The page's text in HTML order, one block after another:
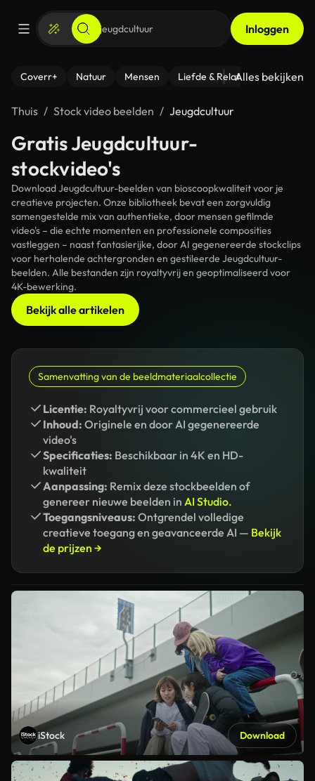
Inloggen
Coverr+ Natuur Mensen Liefde & Relaties - Fitness
Alles bekijken
Thuis Stock video beelden Jeugdcultuur
Gratis Jeugdcultuur-
stockvideo's
Download Jeugdcultuur-beelden van bioscoopkwaliteit voor je
creatieve projecten. Onze bibliotheek bevat een zorgvuldig
samengestelde mix van authentieke, door mensen gefilmde
video's – die echte momenten en professionele composities
vastleggen – naast fantasierijke, door AI gegenereerde stockclips
voor herhalende achtergronden en gestileerde Jeugdcultuur-
beelden. Alle bestanden zijn royaltyvrij en geoptimaliseerd voor
4K-bewerking.
Bekijk alle artikelen
Samenvatting van de beeldmateriaalcollectie
Licentie: Royaltyvrij voor commercieel gebruik
Inhoud: Originele en door AI gegenereerde
video's
Specificaties: Beschikbaar in 4K en HD-
kwaliteit
Aanpassing: Remix deze stockbeelden of
genereer nieuwe beelden in AI Studio.
Toegangsniveaus: Ontgrendel volledige
creatieve toegang en geavanceerde AI — Bekijk
de prijzen →
iStock Download